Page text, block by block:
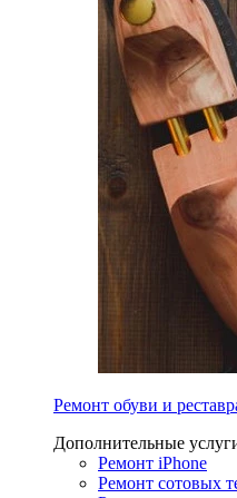
Ремонт обуви и
Дополнительные
Ремонт iPhone
Ремонт сотовых